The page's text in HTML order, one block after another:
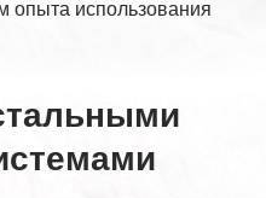
опыта использования